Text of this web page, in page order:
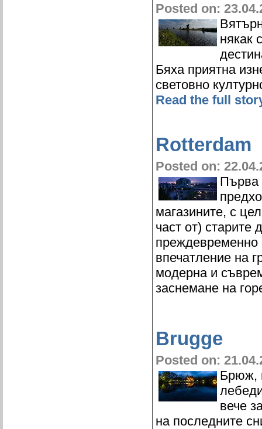
Posted on:
някак
Бяха приятна
световно
Read the full
Rotterdam
Posted on:
Първа
магазините, с
част от)
преждевременно
впечатление на
модерна и
заснемане на
Brugge
Posted on:
Брюж,
вече
на последните